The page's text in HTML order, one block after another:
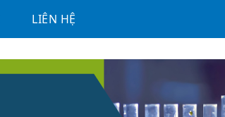
LIÊN HỆ